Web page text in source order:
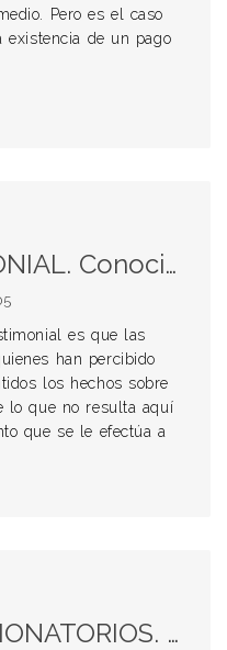
Pero es el caso
existencia de un pago
de oídas.
es que las
han percibido
los hechos sobre
lo que no resulta aquí
que se le efectúa a
temeridad. Abuso de jurisdicción.